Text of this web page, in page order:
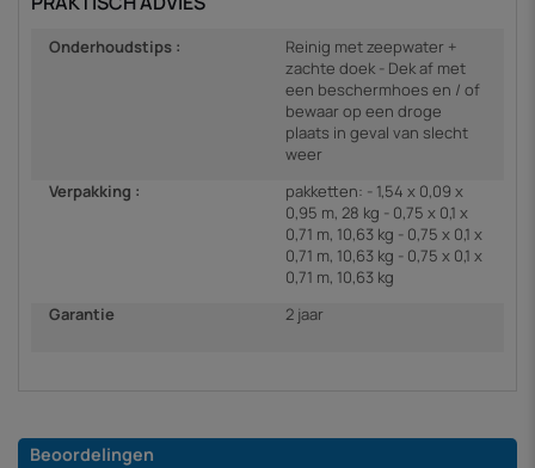
Onderhoudstips :
Reinig met zeepwater +
zachte doek - Dek af met
een beschermhoes en / of
bewaar op een droge
plaats in geval van slecht
weer
Verpakking :
pakketten: - 1,54 x 0,09 x
0,95 m, 28 kg - 0,75 x 0,1 x
0,71 m, 10,63 kg - 0,75 x 0,1 x
0,71 m, 10,63 kg - 0,75 x 0,1 x
0,71 m, 10,63 kg
Garantie
2 jaar
Beoordelingen